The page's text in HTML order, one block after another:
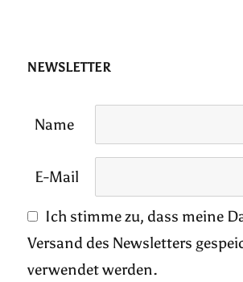
NEWSLETTER
Name
E-Mail
Ich stimme zu, dass meine
Versand des Newsletters
verwendet werden.